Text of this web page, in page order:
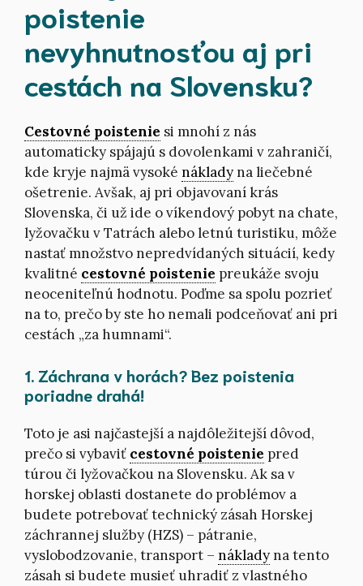
poistenie
nevyhnutnosťou aj pri
cestách na Slovensku?
Cestovné poistenie si mnohí z nás
automaticky spájajú s dovolenkami v zahraničí,
kde kryje najmä vysoké nákladyna liečebné
ošetrenie. Avšak, aj pri objavovaní krás
Slovenska, či už ide o víkendový pobyt na chate,
lyžovačku v Tatrách alebo letnú turistiku, môže
nastať množstvo nepredvídaných situácií, kedy
kvalitné cestovné poistenie preukáže svoju
neoceniteľnú hodnotu. Poďme sa spolu pozrieť
na to, prečo by ste ho nemali podceňovať ani pri
cestách „za humnami“.
1. Záchrana v horách? Bez poistenia
poriadne drahá!
Toto je asi najčastejší a najdôležitejší dôvod,
prečo si vybaviť cestovné poistenie pred
túrou či lyžovačkou na Slovensku. Ak sa v
horskej oblasti dostanete do problémov a
budete potrebovať technický zásah Horskej
záchrannej služby (HZS) – pátranie,
vyslobodzovanie, transport – nákladyna tento
zásah si budete musieť uhradiť z vlastného